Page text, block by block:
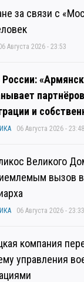
за связи с
Августа 2026 - 23:53
и
06 Августа 2026 - 23:48
Великого
вызов
06 Августа 2026 - 23:33
компания
управления